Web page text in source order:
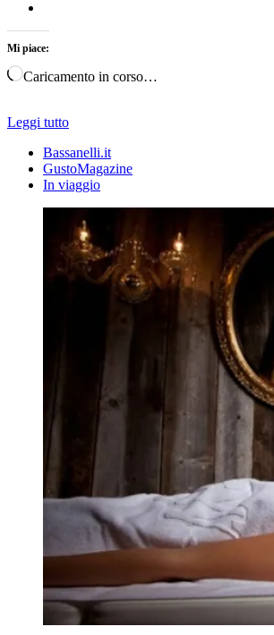
Mi piace:
Caricamento in corso…
Leggi tutto
Bassanelli.it
GustoMagazine
In viaggio